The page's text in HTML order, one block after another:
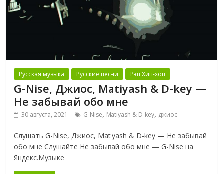
Русская музыка Русские песни Рэп Хип-хоп
G-Nise, Джиос, Matiyash & D-key —
Не забывай обо мне
30 августа, 2021 G-Nise, Matiyash & D-key, джиос
Слушать G-Nise, Джиос, Matiyash & D-key — Не забывай
обо мне Слушайте Не забывай обо мне — G-Nise на
Яндекс.Музыке